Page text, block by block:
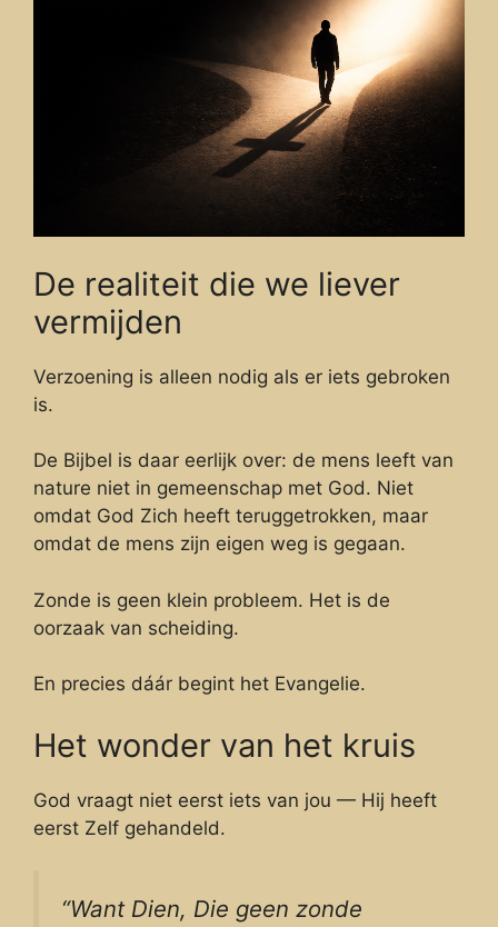
De realiteit die we liever
vermijden
Verzoening is alleen nodig als er iets gebroken
is.
De Bijbel is daar eerlijk over: de mens leeft van
nature niet in gemeenschap met God. Niet
omdat God Zich heeft teruggetrokken, maar
omdat de mens zijn eigen weg is gegaan.
Zonde is geen klein probleem. Het is de
oorzaak van scheiding.
En precies dáár begint het Evangelie.
Het wonder van het kruis
God vraagt niet eerst iets van jou — Hij heeft
eerst Zelf gehandeld.
“Want Dien, Die geen zonde